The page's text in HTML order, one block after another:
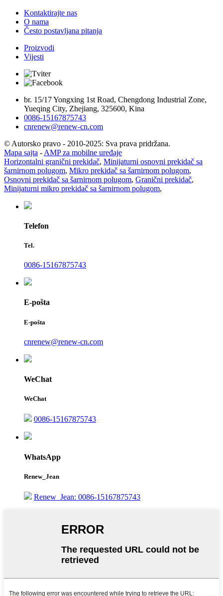
Kontaktirajte nas
O nama
Često postavljana pitanja
Proizvodi
Vijesti
br. 15/17 Yongxing 1st Road, Chengdong Industrial Zone,
Yueqing City, Zhejiang, 325600, Kina
0086-15167875743
cnrenew@renew-cn.com
© Autorsko pravo - 2010-2025: Sva prava pridržana.
Mapa sajta - AMP za mobilne uređaje
Horizontalni granični prekidač, Minijaturni osnovni prekidač sa
šarnirnom polugom, Mikro prekidač sa šarnirnom polugom,
Osnovni prekidač sa šarnirnom polugom, Granični prekidač,
Minijaturni mikro prekidač sa šarnirnom polugom,
Telefon
Tel.
0086-15167875743
E-pošta
E-pošta
cnrenew@renew-cn.com
WeChat
WeChat
0086-15167875743
WhatsApp
Renew_Jean
Renew_Jean: 0086-15167875743